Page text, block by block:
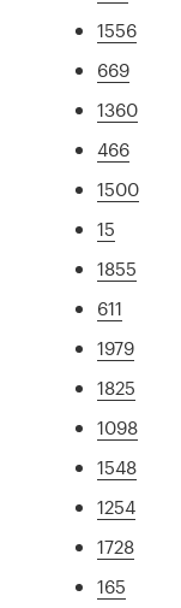
1556
669
1360
466
1500
15
1855
611
1979
1825
1098
1548
1254
1728
165